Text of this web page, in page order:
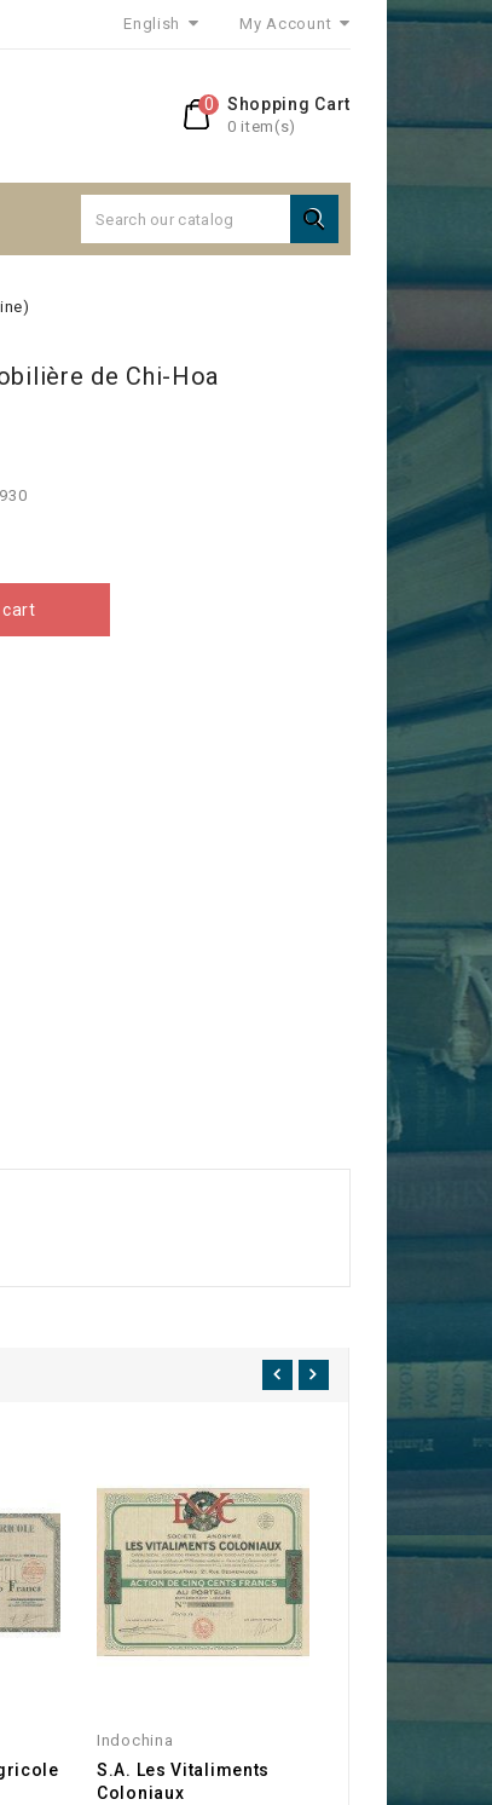
English My Account
Shopping Cart
0 item(s)
0

de Chi-Hoa
cart
Indochina
S.A. Les Vitaliments
Coloniaux